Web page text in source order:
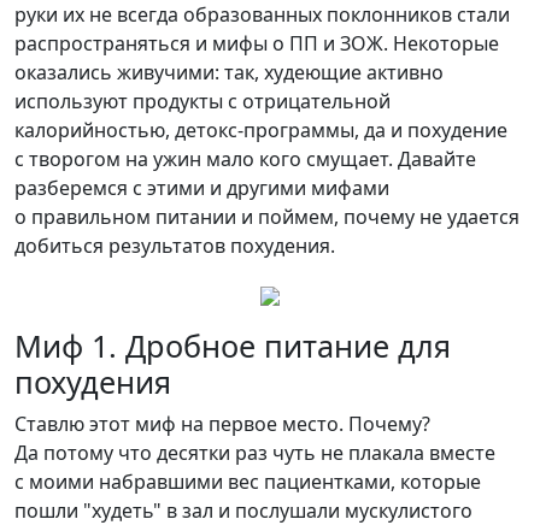
руки их не всегда образованных поклонников стали
распространяться и мифы о ПП и ЗОЖ. Некоторые
оказались живучими: так, худеющие активно
используют продукты с отрицательной
калорийностью, детокс-программы, да и похудение
с творогом на ужин мало кого смущает. Давайте
разберемся с этими и другими мифами
о правильном питании и поймем, почему не удается
добиться результатов похудения.
Миф 1. Дробное питание для
похудения
Ставлю этот миф на первое место. Почему?
Да потому что десятки раз чуть не плакала вместе
с моими набравшими вес пациентками, которые
пошли "худеть" в зал и послушали мускулистого